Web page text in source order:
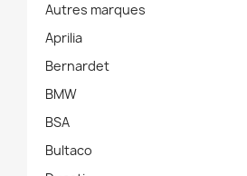
Autres marques
Aprilia
Bernardet
BMW
BSA
Bultaco